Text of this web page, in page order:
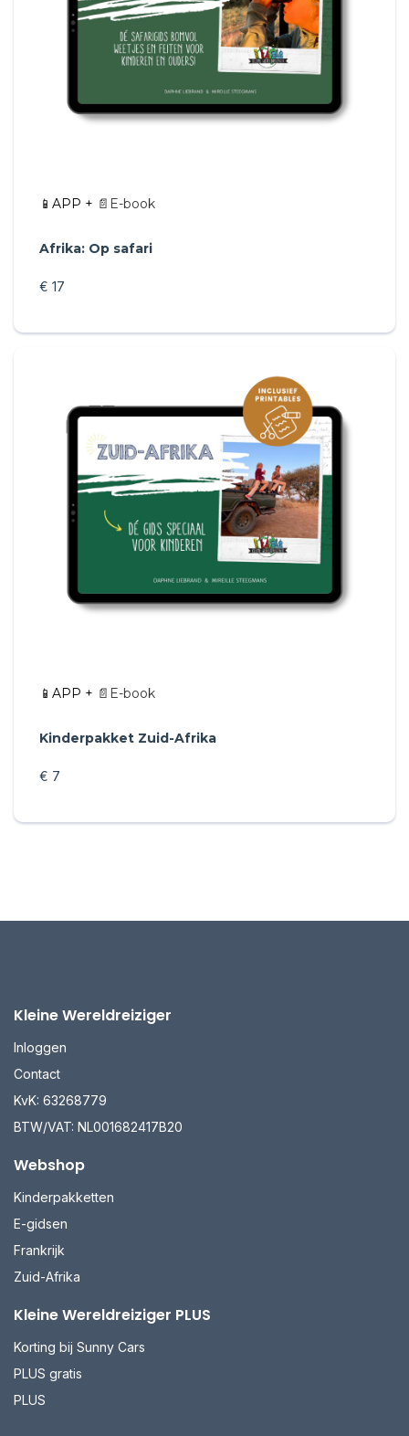
📱APP + 📄E-book
Afrika: Op safari
€ 17
📱APP + 📄E-book
Kinderpakket Zuid-Afrika
€ 7
Kleine Wereldreiziger
Inloggen
Contact
KvK: 63268779
BTW/VAT: NL001682417B20
Webshop
Kinderpakketten
E-gidsen
Frankrijk
Zuid-Afrika
Kleine Wereldreiziger PLUS
Korting bij Sunny Cars
PLUS gratis
PLUS